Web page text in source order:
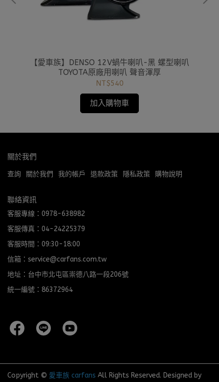
【愛車族】DENSO 12V蝸牛喇叭-黑 螺型喇叭
TOYOTA原廠用喇叭 聲音渾厚
NT$540
加入購物車
關於我們
查詢 關於我們 我的帳戶 退款政策 隱私政策 購物說明
聯絡資訊
客服專線：0978-638982
客服傳真：04-24225379
客服時間：09:30-18:00
信箱：service@carfans.com.tw
地址：台中市北屯區崇德八路一段206號
統一編號：86372964
Copyright © 愛車族 carfans All Rights Reserved. Designed by